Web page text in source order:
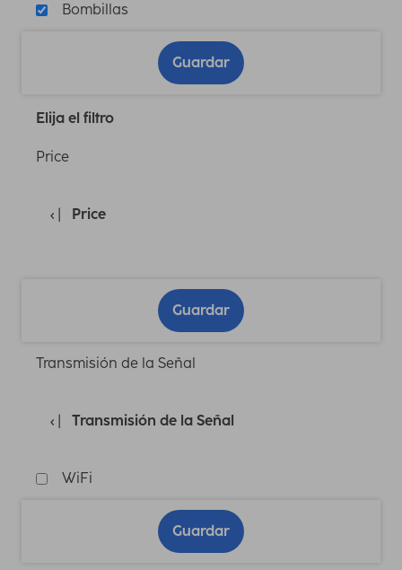
Bombillas
Guardar
Elija el filtro
Price
Price
Guardar
Transmisión de la Señal
Transmisión de la Señal
WiFi
Guardar